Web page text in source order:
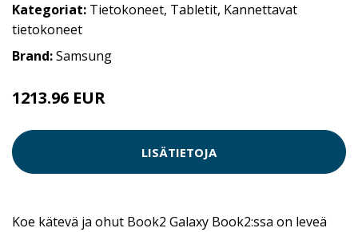
Kategoriat: Tietokoneet, Tabletit, Kannettavat
tietokoneet
Brand:Samsung
1213.96 EUR
LISÄTIETOJA
Koe kätevä ja ohut Book2 Galaxy Book2:ssa on leveä